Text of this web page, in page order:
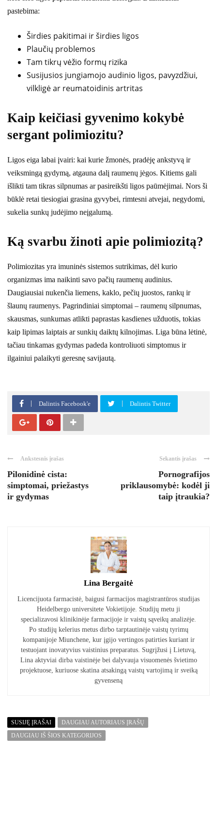
pastebima:
Širdies pakitimai ir širdies ligos
Plaučių problemos
Tam tikrų vėžio formų rizika
Susijusios jungiamojo audinio ligos, pavyzdžiui,
vilkligė ar reumatoidinis artritas
Kaip keičiasi gyvenimo kokybė
sergant polimiozitu?
Ligos eiga labai įvairi: kai kurie žmonės, pradėję ankstyvą ir
veiksmingą gydymą, atgauna dalį raumenų jėgos. Kitiems gali
išlikti tam tikras silpnumas ar pasireikšti ligos paūmėjimai. Nors ši
būklė retai tiesiogiai grasina gyvybei, rimtesni atvejai, negydomi,
sukelia sunkų judėjimo neįgalumą.
Ką svarbu žinoti apie polimiozitą?
Polimiozitas yra imuninės sistemos sutrikimas, dėl kurio
organizmas ima naikinti savo pačių raumenų audinius.
Daugiausiai nukenčia liemens, kaklo, pečių juostos, rankų ir
šlaunų raumenys. Pagrindiniai simptomai – raumenų silpnumas,
skausmas, sunkumas atlikti paprastas kasdienes užduotis, tokias
kaip lipimas laiptais ar sunkių daiktų kilnojimas. Liga būna lėtinė,
tačiau tinkamas gydymas padeda kontroliuoti simptomus ir
ilgainiui palaikyti geresnę savijautą.
Dalintis Facebook'e Dalintis Twitter
Ankstesnis įrašas
Pilonidinė cista:
simptomai, priežastys
ir gydymas
Sekantis įrašas
Pornografijos
priklausomybė: kodėl ji
taip įtraukia?
Lina Bergaitė
Licencijuota farmacistė, baigusi farmacijos magistrantūros studijas
Heidelbergo universitete Vokietijoje. Studijų metu ji
specializavosi klinikinėje farmacijoje ir vaistų sąveikų analizėje.
Po studijų kelerius metus dirbo tarptautinėje vaistų tyrimų
kompanijoje Miunchene, kur įgijo vertingos patirties kuriant ir
testuojant inovatyvius vaistinius preparatus. Sugrįžusi į Lietuvą,
Lina aktyviai dirba vaistinėje bei dalyvauja visuomenės švietimo
projektuose, kuriuose skatina atsakingą vaistų vartojimą ir sveiką
gyvenseną
SUSIJĘ ĮRAŠAI
DAUGIAU AUTORIAUS ĮRAŠŲ
DAUGIAU IŠ ŠIOS KATEGORIJOS